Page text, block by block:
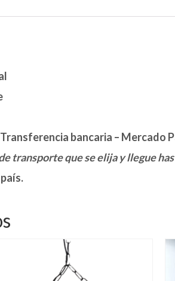
bancaria – Mercado
transporte que se elija y llegue